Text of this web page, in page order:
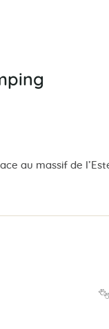
au massif de